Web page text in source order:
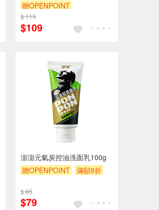
贈OPENPOINT
贈OPENPOINT
贈$200
$ 119
$109
澎澎元氣炭控油洗面乳100g
贈OPENPOINT
滿額9折
$ 85
$79